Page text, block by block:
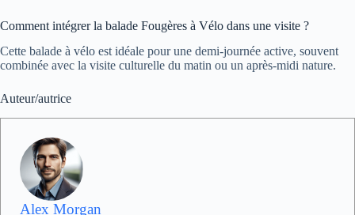
Comment intégrer la balade Fougères à Vélo dans une visite ?
Cette balade à vélo est idéale pour une demi-journée active, souvent
combinée avec la visite culturelle du matin ou un après-midi nature.
Auteur/autrice
Alex Morgan